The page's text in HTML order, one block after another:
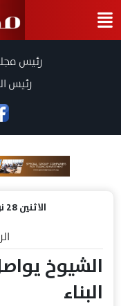
رئيس
رئيس
الاثنين 28 نوفمبر 2022 | 11:38 ص
الشيوخ
البناء